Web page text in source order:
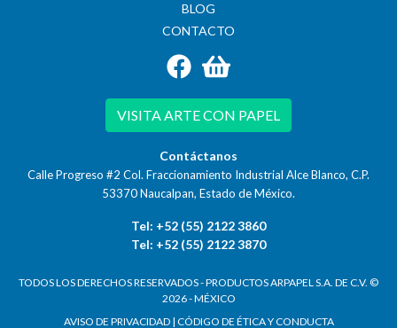
BLOG
CONTACTO
VISITA ARTE CON PAPEL
Contáctanos
Calle Progreso #2 Col. Fraccionamiento Industrial Alce Blanco, C.P.
53370Naucalpan, Estado de México.
Tel: +52 (55) 2122 3860
Tel: +52 (55) 2122 3870
TODOS LOS DERECHOS RESERVADOS - PRODUCTOS ARPAPEL S.A. DE C.V. ©
2026 - MÉXICO
AVISO DE PRIVACIDAD| CÓDIGO DE ÉTICA Y CONDUCTA